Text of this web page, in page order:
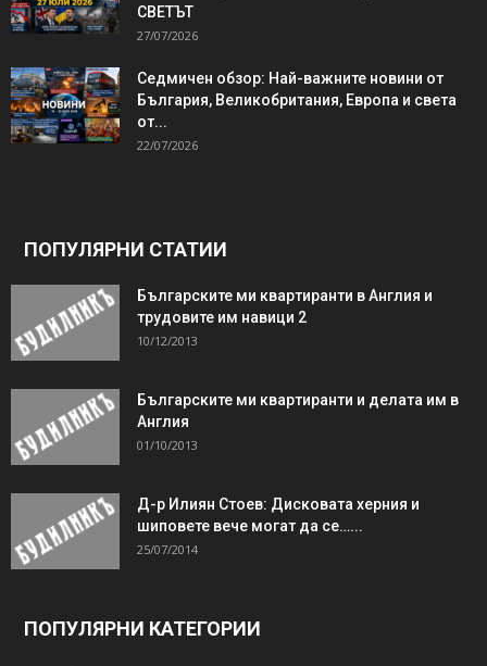
СВЕТЪТ
27/07/2026
Седмичен обзор: Най-важните новини от
България, Великобритания, Европа и света
от...
22/07/2026
ПОПУЛЯРНИ СТАТИИ
Българските ми квартиранти в Англия и
трудовите им навици 2
10/12/2013
Българските ми квартиранти и делата им в
Англия
01/10/2013
Д-р Илиян Стоев: Дисковата херния и
шиповете вече могат да се…...
25/07/2014
ПОПУЛЯРНИ КАТЕГОРИИ